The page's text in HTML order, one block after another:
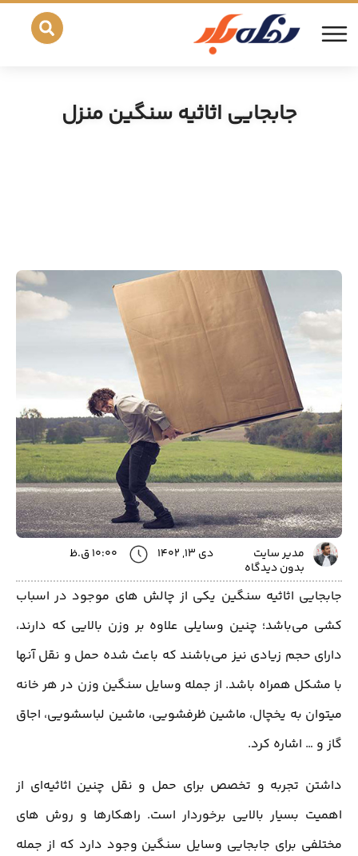
جابجایی اثاثیه سنگین منزل
مدیر سایت دی 13, 1402
10:00 ق.ظ
بدون دیدگاه
جابجایی اثاثیه سنگین یکی از چالش های موجود در اسباب
کشی می‌باشد؛ چنین وسایلی علاوه بر وزن بالایی که دارند،
دارای حجم زیادی نیز می‌باشند که باعث شده حمل و نقل آنها
با مشکل همراه باشد. از جمله وسایل سنگین وزن در هر خانه
میتوان به یخچال، ماشین ظرفشویی، ماشین لباسشویی، اجاق
گاز و … اشاره کرد.
داشتن تجربه و تخصص برای حمل و نقل چنین اثاثیه‌ای از
اهمیت بسیار بالایی برخوردار است. راهکارها و روش های
مختلفی برای جابجایی وسایل سنگین وجود دارد که از جمله